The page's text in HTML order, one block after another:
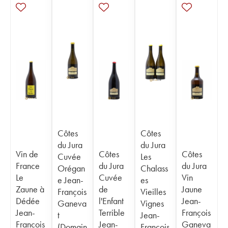
Vin de
France
Le
Zaune à
Dédée
Jean-
François
Côtes
du Jura
Cuvée
Orégan
e Jean-
François
Ganeva
t
Côtes
du Jura
Cuvée
de
l'Enfant
Terrible
Jean-
Côtes
du Jura
Les
Chalass
es
Vieilles
Vignes
Jean-
Côtes
du Jura
Vin
Jaune
Jean-
François
Ganeva